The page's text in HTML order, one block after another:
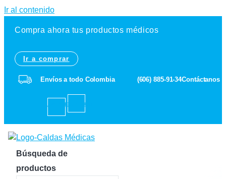
Ir al contenido
Compra ahora tus productos médicos
Ir a comprar
Envíos a todo Colombia (606) 885-91-34Contáctanos
Facebook-Instagram
Búsqueda de
productos